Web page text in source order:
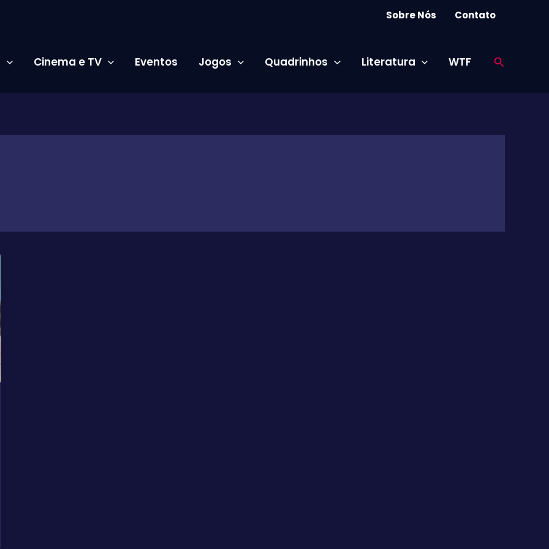
Sobre Nós Contato
Cinema e TV Eventos Jogos Quadrinhos Literatura WTF Pesquisar